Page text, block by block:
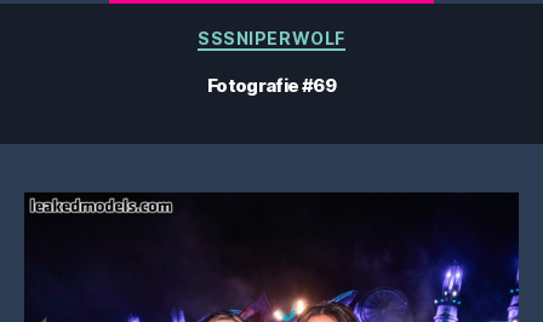
Categorii
SSSNIPERWOLF
Fotografie #69